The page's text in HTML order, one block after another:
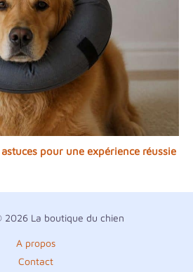
pour une expérience réussie
2026 La boutique du chien
A propos
Contact